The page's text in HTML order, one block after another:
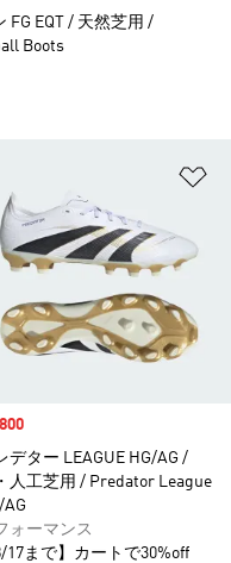
ル価格
デター LEAGUE HG/AG /
人工芝用 / Predator League
AG
ォーマンス
17まで】カートで30%off
FG EQT / 天然芝用 /
Boots